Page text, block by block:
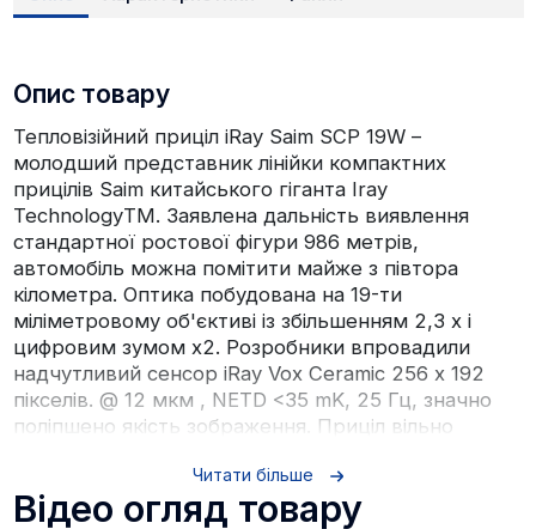
Опис товару
Тепловізійний приціл iRay Saim SCP 19W –
молодший представник лінійки компактних
прицілів Saim китайського гіганта Iray
TechnologyТМ. Заявлена дальність виявлення
стандартної ростової фігури 986 метрів,
автомобіль можна помітити майже з півтора
кілометра. Оптика побудована на 19-ти
міліметровому об'єктиві із збільшенням 2,3 х і
цифровим зумом х2. Розробники впровадили
надчутливий сенсор iRay Vox Ceramic 256 х 192
пікселів. @ 12 мкм , NETD <35 mK, 25 Гц, значно
поліпшено якість зображення. Приціл вільно
опади. Стрілок, який знайшов тварину з
недосяжного для його органів нюху відстані, може
Читати більше
Відео огляд товару